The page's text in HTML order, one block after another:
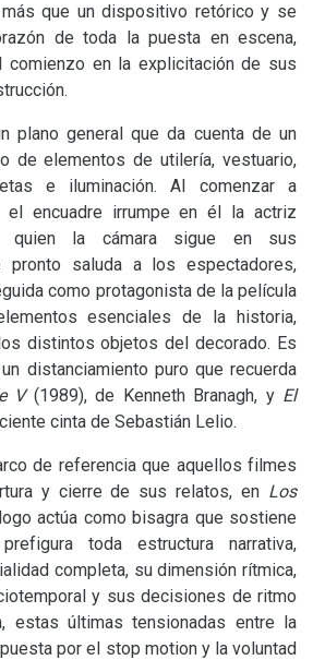
que un dispositivo retórico y se
de toda la puesta en escena,
comienzo en la explicitación de sus
plano general que da cuenta de un
de elementos de utilería, vestuario,
e iluminación. Al comenzar a
el encuadre irrumpe en él la actriz
quien la cámara sigue en sus
pronto saluda a los espectadores,
como protagonista de la película
esenciales de la historia,
distintos objetos del decorado. Es
distanciamiento puro que recuerda
V(1989), de Kenneth Branagh, y El
cinta de Sebastián Lelio.
de referencia que aquellos filmes
y cierre de sus relatos, en Los
actúa como bisagra que sostiene
toda estructura narrativa,
completa, su dimensión rítmica,
y sus decisiones de ritmo
estas últimas tensionadas entre la
por el stop motion y la voluntad